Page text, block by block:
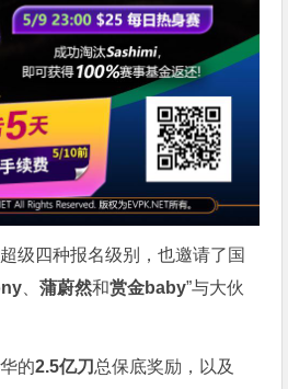
级四种报名级别，也邀请了国
、蒲蔚然和赏金baby”与大伙
的2.5亿刀 总保底奖励，以及